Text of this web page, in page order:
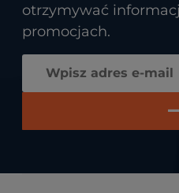
otrzymywać
promocjach.